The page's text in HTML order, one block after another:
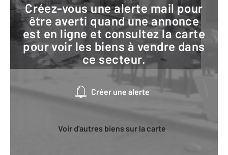
Créez-vous une alerte mail pour
être averti quand une annonce
est en ligne et consultez la carte
pour voir les biens à vendre dans
ce secteur.
Créer une alerte
Voir d'autres biens sur la carte